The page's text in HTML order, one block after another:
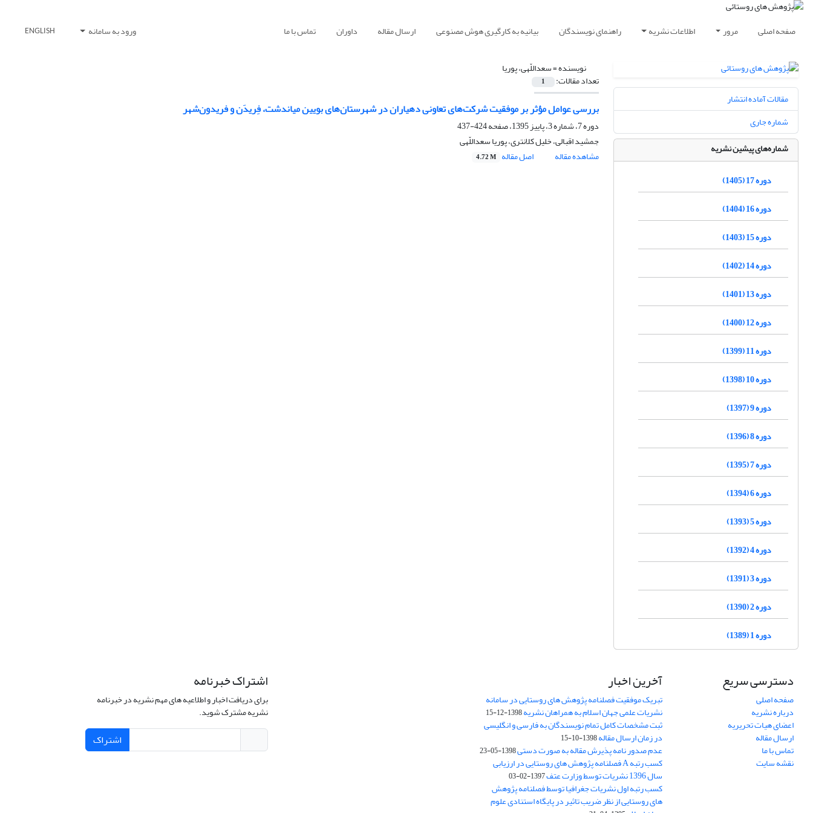
صفحه اصلی مرور اطلاعات نشریه راهنمای نویسندگان بیانیه به کارگیری هوش مصنوعی ارسال مقاله داوران تماس با ما ورود به سامانه ENGLISH
نویسنده =سعداللّهی، پوریا
تعداد مقالات: 1
بررسی عوامل مؤثر بر موفقیت شرکت‌های تعاونی دهیاران در شهرستان‌های بویین میاندشت، فِریدَن و فریدون‌شهر
دوره 7، شماره 3، پاییز 1395، صفحه
424-437
جمشید اقبالی، خلیل کلانتری، پوریا سعداللّهی
مشاهده مقاله
اصل مقاله 4.72 M
مقالات آماده انتشار
شماره جاری
شماره‌های پیشین نشریه
دوره 17 (1405)
دوره 16 (1404)
دوره 15 (1403)
دوره 14 (1402)
دوره 13 (1401)
دوره 12 (1400)
دوره 11 (1399)
دوره 10 (1398)
دوره 9 (1397)
دوره 8 (1396)
دوره 7 (1395)
دوره 6 (1394)
دوره 5 (1393)
دوره 4 (1392)
دوره 3 (1391)
دوره 2 (1390)
دوره 1 (1389)
دسترسی سریع
صفحه اصلی
درباره نشریه
اعضای هیات تحریریه
ارسال مقاله
تماس با ما
نقشه سایت
آخرین اخبار
تبریک موفقیت فصلنامه پژوهش های روستایی در سامانه
نشریات علمی جهان اسلام به همراهان نشریه1398-12-15
ثبت مشخصات کامل تمام نویسندگان به فارسی و انگلیسی
در زمان ارسال مقاله1398-10-15
عدم صدور نامه پذیرش مقاله به صورت دستی1398-05-23
کسب رتبه A فصلنامه پژوهش های روستایی در ارزیابی
سال 1396 نشریات توسط وزارت عتف 1397-02-03
کسب رتبه اول نشریات جغرافیا توسط فصلنامه پژوهش
های روستایی از نظر ضریب تاثیر در پایگاه استنادی علوم
اشتراک خبرنامه
برای دریافت اخبار و اطلاعیه های مهم نشریه در خبرنامه
نشریه مشترک شوید.
اشتراک